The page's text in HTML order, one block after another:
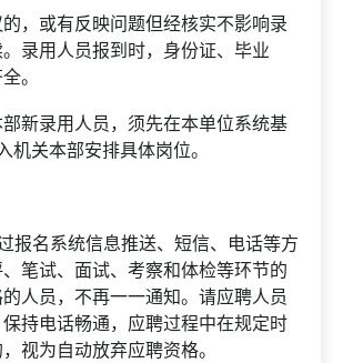
或有反映问题但经核实不影响录
录用人员报到时，身份证、毕业
。
录用人员，须先在本单位系统基
机关本部安排具体岗位。
名系统信息推送、短信、电话等方
笔试、面试、考察和体检等环节的
人员，不再一一通知。请应聘人员
持电话畅通，应聘过程中在规定时
视为自动放弃应聘资格。